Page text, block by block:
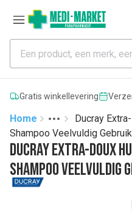
Gratis winkellevering
Home
More
Toggle menu
Ducray
Shampoo Veelvuldig
Ducray Extra-Doux
Shampoo Veelvuldig